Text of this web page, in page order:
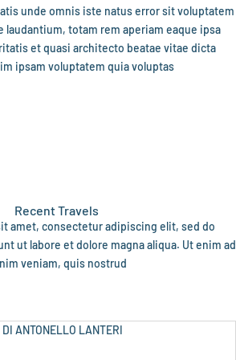
unde omnis iste natus error sit voluptatem
laudantium, totam rem aperiam eaque ipsa
et quasi architecto beatae vitae dicta
ipsam voluptatem quia voluptas
Recent Travels
amet, consectetur adipiscing elit, sed do
ut labore et dolore magna aliqua. Ut enim ad
veniam, quis nostrud